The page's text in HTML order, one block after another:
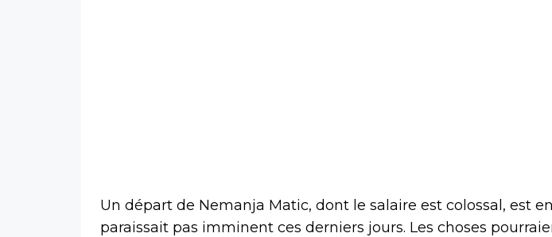
Un départ de Nemanja Matic, dont le salaire est colossal, est
paraissait pas imminent ces derniers jours. Les choses